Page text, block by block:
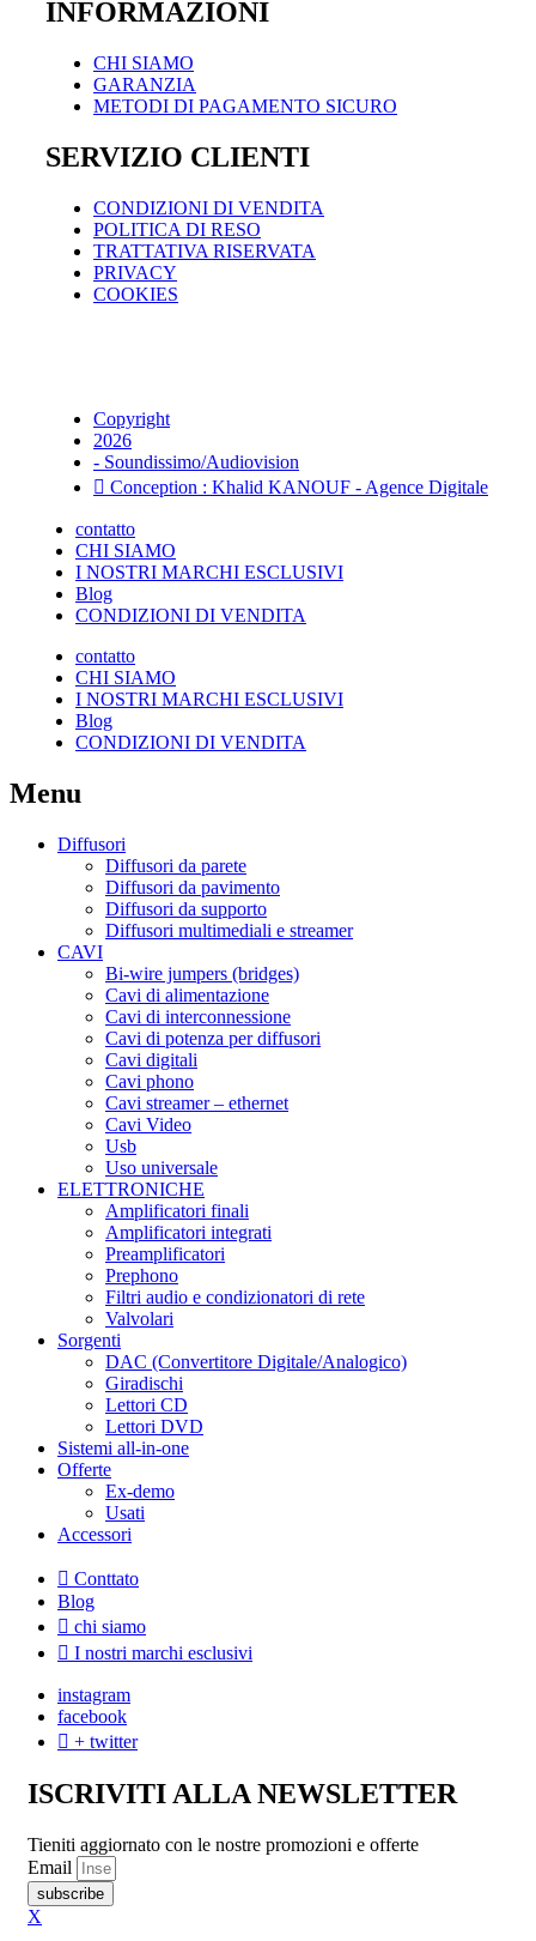
INFORMAZIONI
CHI SIAMO
GARANZIA
METODI DI PAGAMENTO SICURO
SERVIZIO CLIENTI
CONDIZIONI DI VENDITA
POLITICA DI RESO
TRATTATIVA RISERVATA
PRIVACY
COOKIES
Copyright
2026
- Soundissimo/Audiovision
Conception : Khalid KANOUF - Agence Digitale
contatto
CHI SIAMO
I NOSTRI MARCHI ESCLUSIVI
Blog
CONDIZIONI DI VENDITA
contatto
CHI SIAMO
I NOSTRI MARCHI ESCLUSIVI
Blog
CONDIZIONI DI VENDITA
Menu
Diffusori
Diffusori da parete
Diffusori da pavimento
Diffusori da supporto
Diffusori multimediali e streamer
CAVI
Bi-wire jumpers (bridges)
Cavi di alimentazione
Cavi di interconnessione
Cavi di potenza per diffusori
Cavi digitali
Cavi phono
Cavi streamer – ethernet
Cavi Video
Usb
Uso universale
ELETTRONICHE
Amplificatori finali
Amplificatori integrati
Preamplificatori
Prephono
Filtri audio e condizionatori di rete
Valvolari
Sorgenti
DAC (Convertitore Digitale/Analogico)
Giradischi
Lettori CD
Lettori DVD
Sistemi all-in-one
Offerte
Ex-demo
Usati
Accessori
Conttato
Blog
chi siamo
I nostri marchi esclusivi
instagram
facebook
+ twitter
ISCRIVITI ALLA NEWSLETTER
Tieniti aggiornato con le nostre promozioni e offerte
Email
subscribe
X